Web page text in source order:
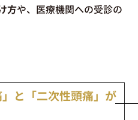
方や、医療機関への受診の
と「二次性頭痛」が